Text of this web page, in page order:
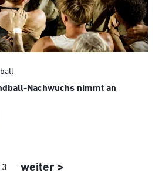
Nachwuchs nimmt an
3 Nächste Seite
weiter >